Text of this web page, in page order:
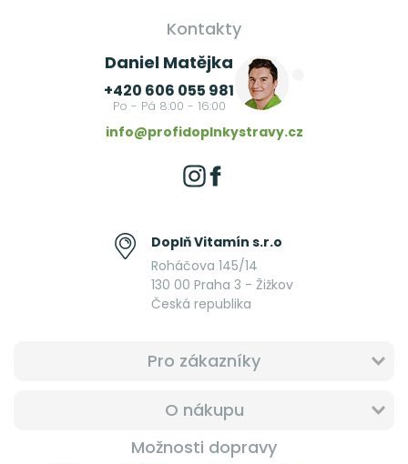
Kontakty
Daniel Matějka
+420 606 055 981
Po - Pá 8:00 - 16:00
info@profidoplnkystravy.cz
Doplň Vitamín s.r.o
Roháčova 145/14
130 00 Praha 3 - Žižkov
Česká republika
Pro zákazníky
O nákupu
Možnosti dopravy